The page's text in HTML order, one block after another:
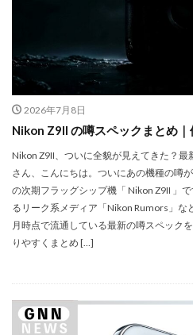
2026年7月8日
Nikon Z9II の噂スペックまとめ｜
Nikon Z9II、ついに全貌が見えてきた？最
さん、こんにちは。ついにあの機種の噂
の次期フラッグシップ機「 Nikon Z9II 」
るリーク系メディア「Nikon Rumors」
月時点で流通している最新の噂スペック
りやすくまとめ […]
iPhone 14 Pro
iPhone 18 Pro 機密情報流出
iPhone 2025
iPhone 2026
iPhone 予約日
iPhone14
iPhone16E
iPhone16Pro
iPhone17 Air
iPhone17 Air
iPhone17 Pro MAX
iPhone17 カラバリ
iPhone17 値上げ